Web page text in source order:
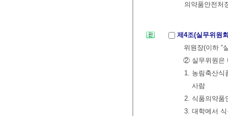
의약품안전처
제4조(실무위원
위원장(이하 “
② 실무위원은
1. 농림축산식
사람
2. 식품의약품
3. 대학에서